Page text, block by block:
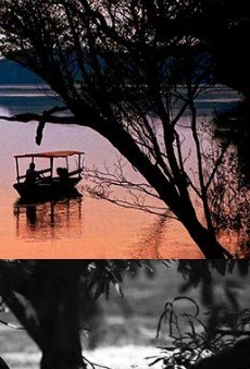
ATUAÇÃO
projeto junto a Movimentos
transformação e
Parceria do
DE FRUTAS
projeto sobre produção de